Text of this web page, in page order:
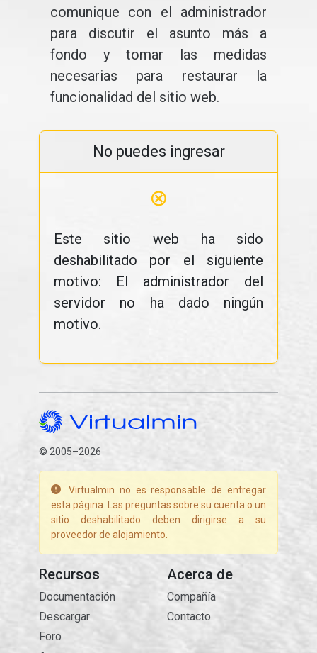
comunique con el administrador
para discutir el asunto más a
fondo y tomar las medidas
necesarias para restaurar la
funcionalidad del sitio web.
No puedes ingresar
⊗
Este sitio web ha sido
deshabilitado por el siguiente
motivo: El administrador del
servidor no ha dado ningún
motivo.
© 2005–2026
Virtualmin no es responsable de entregar
esta página. Las preguntas sobre su cuenta o un
sitio deshabilitado deben dirigirse a su
proveedor de alojamiento.
Recursos
Documentación
Descargar
Foro
Acerca de
Compañía
Contacto